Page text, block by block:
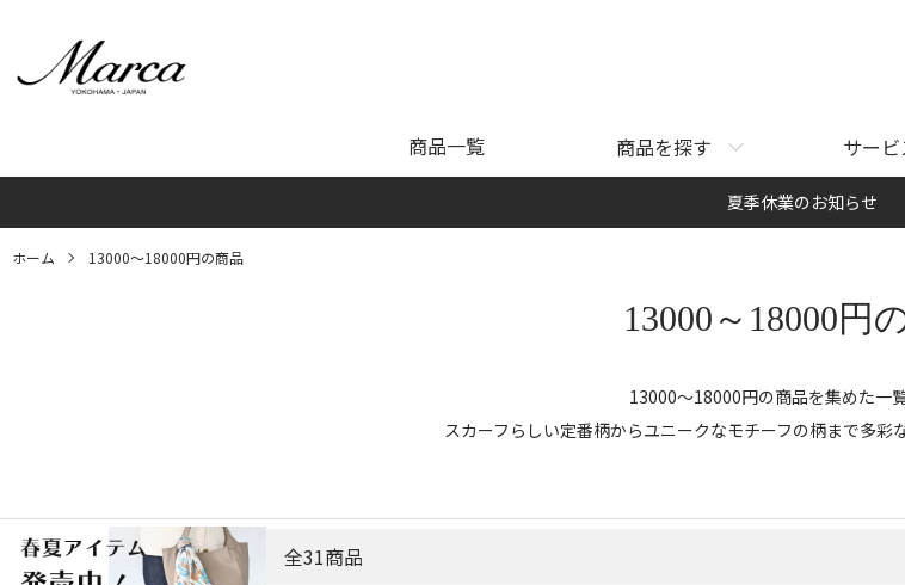
商品一覧 商品を探す サービ
夏季休業のお知らせ
ホーム 13000～18000円の商品
13000～18000円
13000～18000円の商品を集めた一覧
スカーフらしい定番柄からユニークなモチーフの柄まで多彩
全31商品